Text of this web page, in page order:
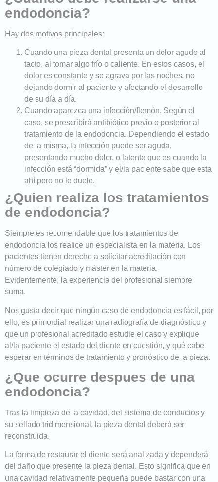
endodoncia?
Hay dos motivos principales:
Cuando una pieza dental presenta un dolor agudo al
tacto, al tomar algo frío o caliente. En estos casos, el
dolor es constante y se agrava por las noches, no
dejando dormir al paciente y afectando el desarrollo
de su día a día.
Cuando aparezca una infección/flemón. Según el
caso, se prescribirá antibiótico previo o posterior al
tratamiento de la endodoncia. Dependiendo el estado
de la misma, la infección puede ser aguda,
presentando mucho dolor, o latente que es cuando la
infección está “dormida” y el/la paciente sabe que esta
ahí pero no le duele.
¿Quien realiza los tratamientos
de endodoncia?
Siempre es recomendable que los tratamientos de
endodoncia los realice un especialista en la materia. Los
pacientes tienen derecho a solicitar acreditación con
número de colegiado y máster en la materia.
Evidentemente, la experiencia del profesional siempre
suma.
Nos gusta decir que ningún caso de endodoncia es fácil, por
ello, es primordial realizar una radiografía de diagnóstico y
que un profesional acreditado estudie el caso y explique
al/la paciente el estado del diente en cuestión, y qué cabe
esperar en términos de tratamiento y pronóstico de la pieza.
¿Que ocurre despues de una
endodoncia?
Tras la limpieza de la cavidad, del sistema de conductos y
su sellado tridimensional, la pieza dental deberá ser
reconstruida.
La forma de restaurar el diente será analizada y dependerá
del daño que presente la pieza dental. Esto significa que en
una cavidad relativamente pequeña puede bastar con una